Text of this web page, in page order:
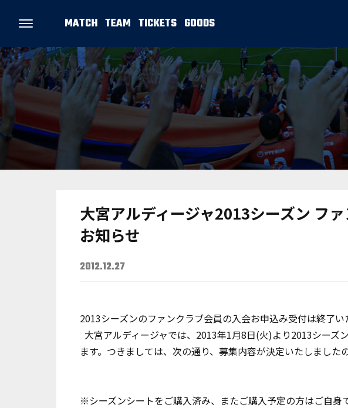
MATCH TEAM TICKETS GOODS
大宮アルディージャ2013シーズン フ
お知らせ
2012.12.27
2013シーズンのファンクラブ会員の入会お申込み受付は終了い
大宮アルディージャでは、2013年1月8日(火)より2013シーズ
ます。つきましては、次の通り、募集内容が決定いたしました
※シーズンシートをご購入済み、またご購入予定の方はご自身